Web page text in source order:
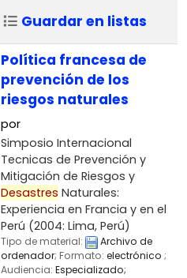
Guardar en listas
Política francesa de
prevención de los
riesgos naturales
por
Simposio Internacional
Tecnicas de Prevención y
Mitigación de Riesgos y
Desastres Naturales:
Experiencia en Francia y en el
Perú (2004: Lima, Perú)
Tipo de material:
Archivo de
ordenador; Formato: electrónico ;
Audiencia: Especializado;